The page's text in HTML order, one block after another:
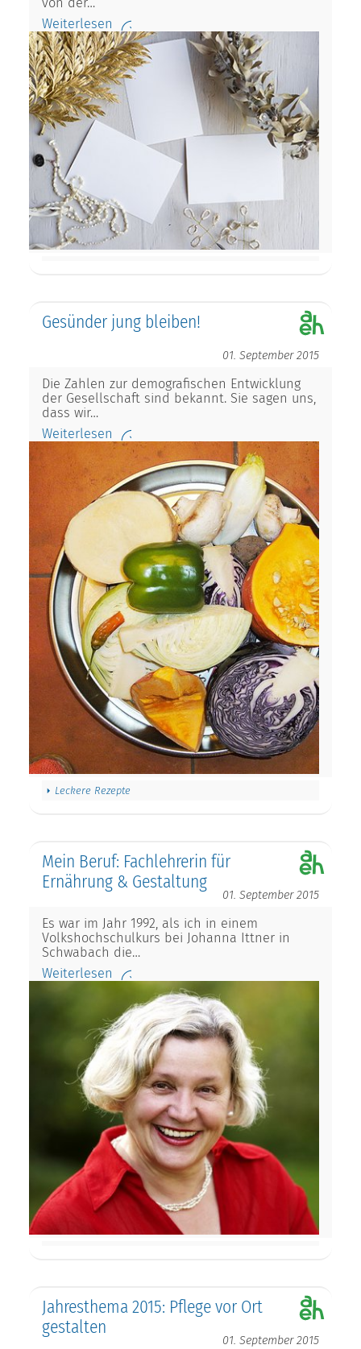
Weiterlesen
Gesünder jung bleiben!
01. September 2015
Die Zahlen zur demografischen Entwicklung
der Gesellschaft sind bekannt. Sie sagen uns,
dass wir…
Weiterlesen
Leckere Rezepte
Mein Beruf: Fachlehrerin für
Ernährung & Gestaltung
01. September 2015
Es war im Jahr 1992, als ich in einem
Volkshochschulkurs bei Johanna Ittner in
Schwabach die…
Weiterlesen
Jahresthema 2015: Pflege vor Ort
gestalten
01. September 2015